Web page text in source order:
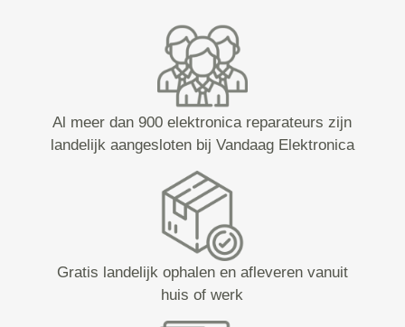
Al meer dan 900 elektronica reparateurs zijn
landelijk aangesloten bij Vandaag Elektronica
Gratis landelijk ophalen en afleveren vanuit
huis of werk